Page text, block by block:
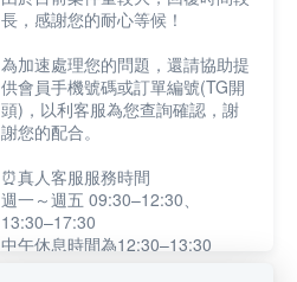
長，感謝您的耐心等候！
為加速處理您的問題，還請協助提
供會員手機號碼或訂單編號(TG開
頭)，以利客服為您查詢確認，謝
謝您的配合。
⏰真人客服服務時間
週一～週五 09:30–12:30、
13:30–17:30
中午休息時間為12:30–13:30